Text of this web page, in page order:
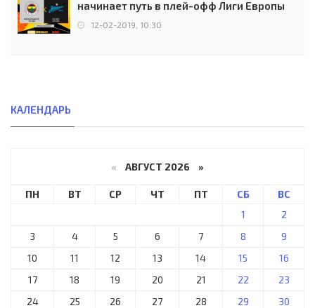
начинает путь в плей-офф Лиги Европы
12-02-2019, 10:30
КАЛЕНДАРЬ
« АВГУСТ 2026 »
ПН ВТ СР ЧТ ПТ СБ
ВС
1
2
3
4 5 6 7 8
9
10
11 12 13 14 15
16
17
18 19 20 21 22
23
24
25 26 27 28 29
30